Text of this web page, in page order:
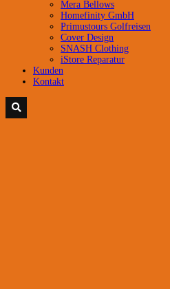
Mera Bellows
Homefinity GmbH
Primustours Golfreisen
Cover Design
SNASH Clothing
iStore Reparatur
Kunden
Kontakt